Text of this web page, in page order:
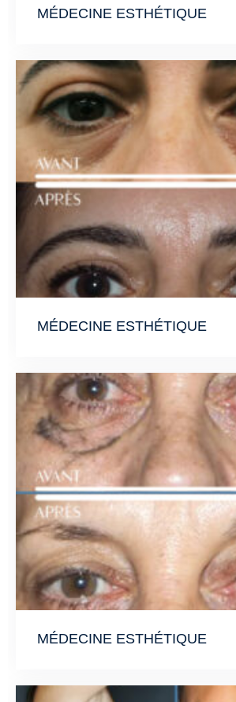
MÉDECINE ESTHÉTIQUE
MÉDECINE ESTHÉTIQUE
MÉDECINE ESTHÉTIQUE